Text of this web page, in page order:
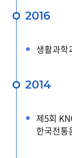
2016
생활과학
2014
제5회
한국전통